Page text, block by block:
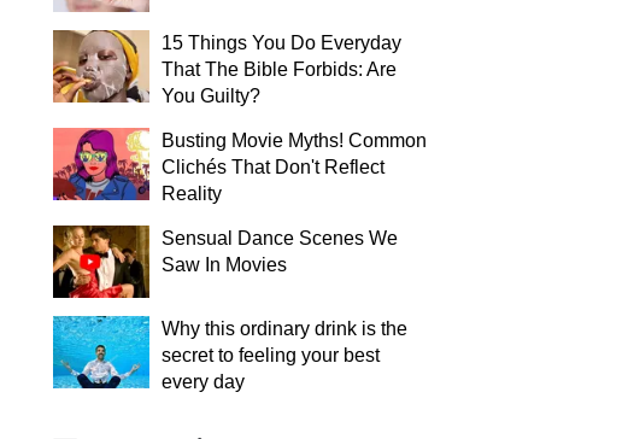
15 Things You Do Everyday
That The Bible Forbids: Are
You Guilty?
Busting Movie Myths! Common
Clichés That Don't Reflect
Reality
Sensual Dance Scenes We
Saw In Movies
Why this ordinary drink is the
secret to feeling your best
every day